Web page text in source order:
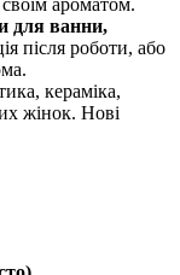
ароматом.
для ванни,
після роботи, або
кераміка,
жінок. Нові